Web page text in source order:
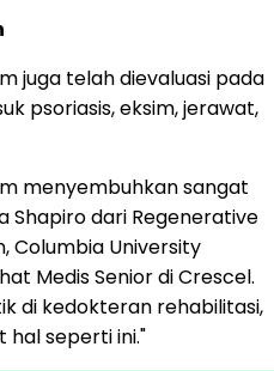
juga telah dievaluasi pada
psoriasis, eksim, jerawat,
menyembuhkan sangat
Shapiro dari Regenerative
Columbia University
Medis Senior di Crescel.
di kedokteran rehabilitasi,
seperti ini."